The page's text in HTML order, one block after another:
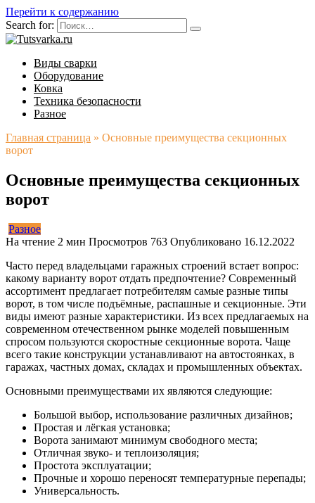
Перейти к содержанию
Search for:
Виды сварки
Оборудование
Ковка
Техника безопасности
Разное
Главная страница » Основные преимущества секционных
ворот
Основные преимущества секционных
ворот
Разное
На чтение 2 мин Просмотров 763 Опубликовано 16.12.2022
Часто перед владельцами гаражных строений встает вопрос:
какому варианту ворот отдать предпочтение? Современный
ассортимент предлагает потребителям самые разные типы
ворот, в том числе подъёмные, распашные и секционные. Эти
виды имеют разные характеристики. Из всех предлагаемых на
современном отечественном рынке моделей повышенным
спросом пользуются скоростные секционные ворота. Чаще
всего такие конструкции устанавливают на автостоянках, в
гаражах, частных домах, складах и промышленных объектах.
Основными преимуществами их являются следующие:
Большой выбор, использование различных дизайнов;
Простая и лёгкая установка;
Ворота занимают минимум свободного места;
Отличная звуко- и теплоизоляция;
Простота эксплуатации;
Прочные и хорошо переносят температурные перепады;
Универсальность.